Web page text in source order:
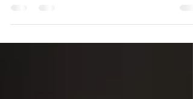
pouvons mettre en place des solutions pour
l'évolution de ce défaut visuel